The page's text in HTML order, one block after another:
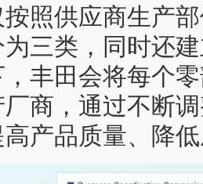
供应商生产部
三类，同时还
丰田会将每个
商，通过不断
产品质量、降